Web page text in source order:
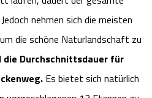
Videos
Bispingen
Kart & Bowl
Haus
nehmen sich die meisten
die schöne Naturlandschaft zu
die Durchschnittsdauer für
Es bietet sich natürlich